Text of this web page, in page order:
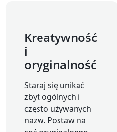
Kreatywność
i
oryginalność
Staraj się unikać
zbyt ogólnych i
często używanych
nazw. Postaw na